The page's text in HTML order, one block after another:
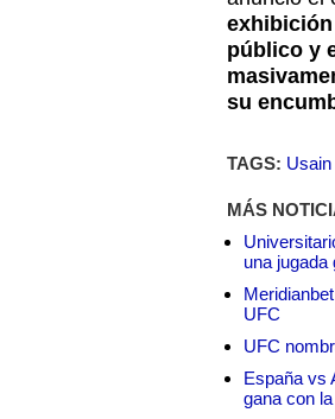
público y
su
TAGS:
MÁS
una jugada
UFC
UFC
España vs
gana con